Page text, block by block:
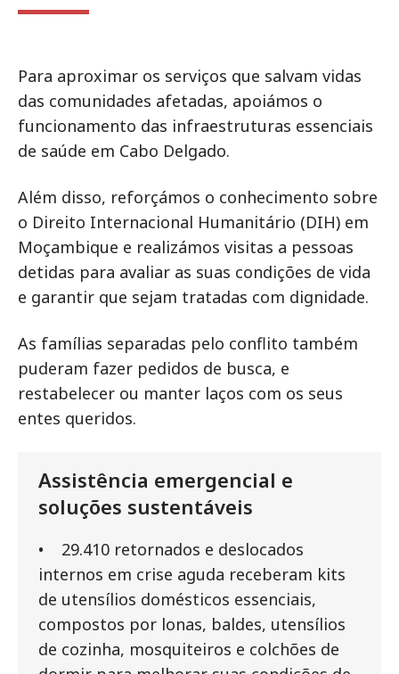
Para aproximar os serviços que salvam vidas
das comunidades afetadas, apoiámos o
funcionamento das infraestruturas essenciais
de saúde em Cabo Delgado.
Além disso, reforçámos o conhecimento sobre
o Direito Internacional Humanitário (DIH) em
Moçambique e realizámos visitas a pessoas
detidas para avaliar as suas condições de vida
e garantir que sejam tratadas com dignidade.
As famílias separadas pelo conflito também
puderam fazer pedidos de busca, e
restabelecer ou manter laços com os seus
entes queridos.
Assistência emergencial e
soluções sustentáveis
• 29.410 retornados e deslocados
internos em crise aguda receberam kits
de utensílios domésticos essenciais,
compostos por lonas, baldes, utensílios
de cozinha, mosquiteiros e colchões de